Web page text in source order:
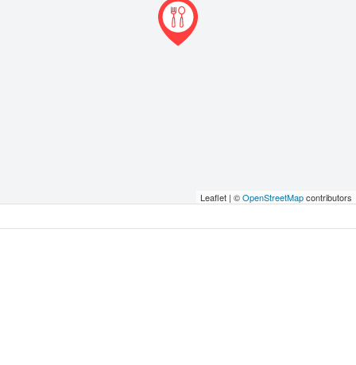
Leaflet | ©OpenStreetMapcontributors